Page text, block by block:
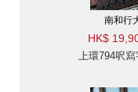
南和行
HK$
上環794呎寫